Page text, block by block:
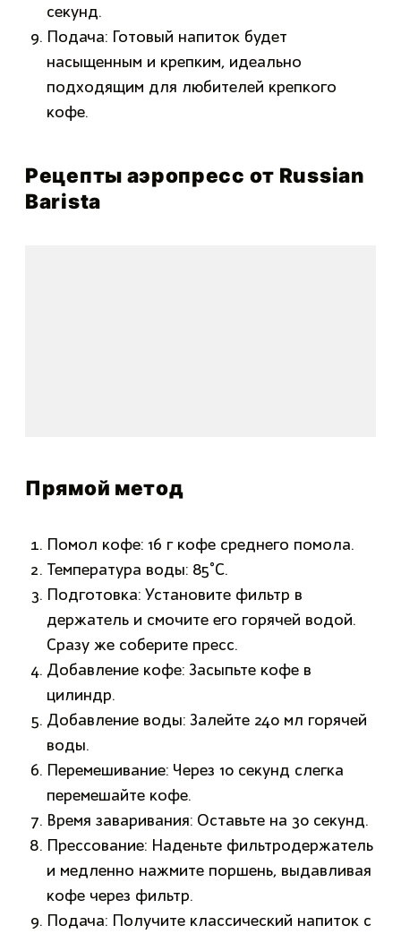
секунд.
Подача: Готовый напиток будет
насыщенным и крепким, идеально
подходящим для любителей крепкого
кофе.
Рецепты аэропресс от Russian
Barista
Прямой метод
Помол кофе: 16 г кофе среднего помола.
Температура воды: 85°C.
Подготовка: Установите фильтр в
держатель и смочите его горячей водой.
Сразу же соберите пресс.
Добавление кофе: Засыпьте кофе в
цилиндр.
Добавление воды: Залейте 240 мл горячей
воды.
Перемешивание: Через 10 секунд слегка
перемешайте кофе.
Время заваривания: Оставьте на 30 секунд.
Прессование: Наденьте фильтродержатель
и медленно нажмите поршень, выдавливая
кофе через фильтр.
Подача: Получите классический напиток с